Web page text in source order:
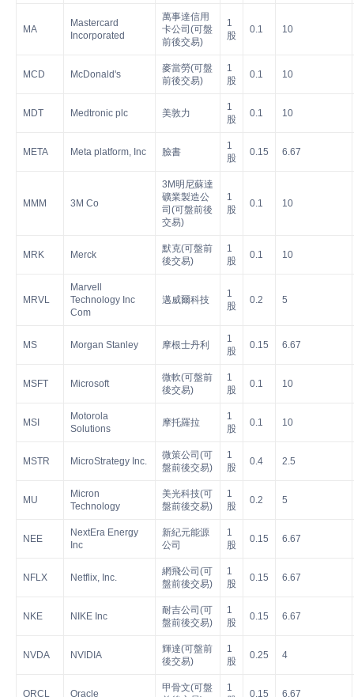
MA
Mastercard
Incorporated
萬事達信用
卡公司(可盤
前後交易)
1
股
0.1 10
MCD McDonald's
麥當勞(可盤
前後交易)
1
股
0.1 10
MDT Medtronic plc 美敦力
1
股
0.1 10
META Meta platform, Inc 臉書
1
股
0.15 6.67
MMM 3M Co
3M明尼蘇達
礦業製造公
司(可盤前後
交易)
1
股
0.1 10
MRK Merck
默克(可盤前
後交易)
1
股
0.1 10
MRVL
Marvell
Technology Inc
Com
邁威爾科技
1
股
0.2 5
MS Morgan Stanley 摩根士丹利
1
股
0.15 6.67
MSFT Microsoft
微軟(可盤前
後交易)
1
股
0.1 10
MSI
Motorola
Solutions
摩托羅拉
1
股
0.1 10
MSTR MicroStrategy Inc.
微策公司(可
盤前後交易)
1
股
0.4 2.5
MU
Micron
Technology
美光科技(可
盤前後交易)
1
股
0.2 5
NEE
NextEra Energy
Inc
新紀元能源
公司
1
股
0.15 6.67
NFLX Netflix, Inc.
網飛公司(可
盤前後交易)
1
股
0.15 6.67
NKE NIKE Inc
耐吉公司(可
盤前後交易)
1
股
0.15 6.67
NVDA NVIDIA
輝達(可盤前
後交易)
1
股
0.25 4
ORCL Oracle
甲骨文(可盤
1
0.15 6.67